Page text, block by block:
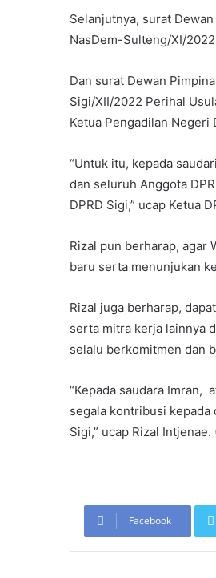
Selanjutnya, surat
NasDem-Sulteng/XI/
Dan surat Dewan
Sigi/XII/2022 Perihal
Ketua Pengadilan Negeri
“Untuk itu, kepada
dan seluruh Anggota
DPRD Sigi,” ucap Ketua
Rizal pun berharap, agar
baru serta menunjukan
Rizal juga berharap,
serta mitra kerja lainnya
selalu berkomitmen dan
“Kepada saudara Imran,
segala kontribusi kepada
Sigi,” ucap Rizal Intjenae.
Facebook